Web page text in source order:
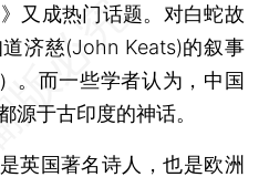
成热门话题。对白蛇故
济慈(John Keats)的叙事
。而一些学者认为，中国
源于古印度的神话。
国著名诗人，也是欧洲